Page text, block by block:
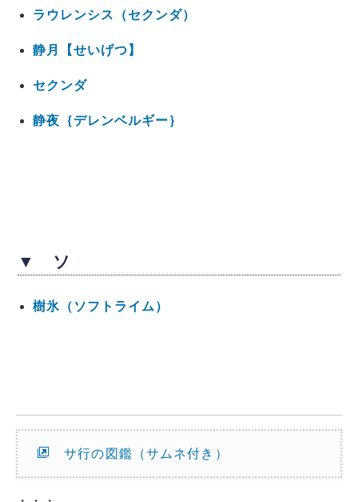
ラウレンシス（セクンダ）
静月【せいげつ】
セクンダ
静夜｛デレンベルギー｝
▼ ソ
樹氷（ソフトライム）
サ行の図鑑（サムネ付き）